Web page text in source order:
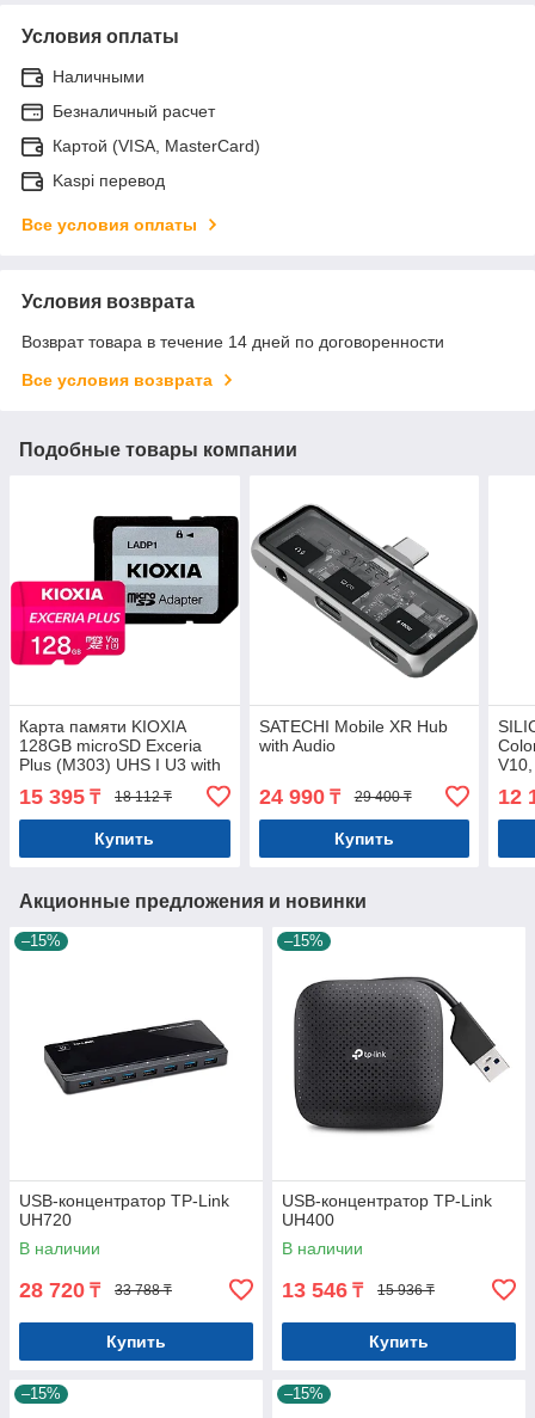
Условия оплаты
Наличными
Безналичный расчет
Картой (VISA, MasterCard)
Kaspi перевод
Все условия оплаты
Условия возврата
Возврат товара в течение 14 дней по договоренности
Все условия возврата
Подобные товары компании
Карта памяти KIOXIA
128GB microSD Exceria
Plus (M303) UHS I U3 with
15 395 ₸ 18 112 ₸
Купить
SATECHI Mobile XR Hub
with Audio
24 990₸ 29 400 ₸
Купить
12
Акционные предложения и новинки
–15%
USB-концентратор TP-Link
UH720
В наличии
28 720 ₸ 33 788 ₸
Купить
–15%
USB-концентратор TP-Link
UH400
В наличии
13 546 ₸ 15 936 ₸
Купить
–15% –15%